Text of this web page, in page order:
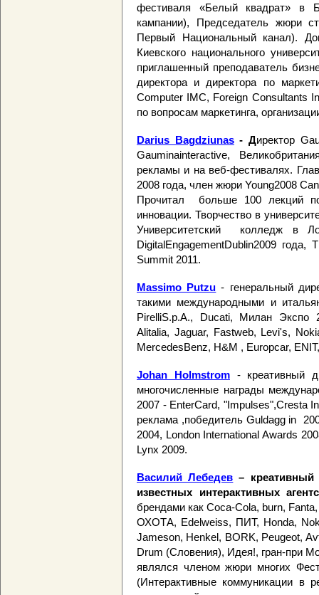
фестиваля «Белый квадрат» в
кампании), Председатель жюри
Первый Национальный канал).
Киевского национального
приглашенный преподаватель
директора и директора по
Computer IMC, Foreign Consultants
по вопросам маркетинга,
Darius Bagdziunas- Директор
Gauminainteractive,
рекламы и на веб-фестивалях.
2008 года, член жюри Young2008
Прочитал больше 100 лекций
инновации. Творчество в
Университетский колледж в
DigitalEngagementDublin2009
Summit 2011.
Massimo Putzu - генеральный
такими международными и
PirelliS.p.A., Ducati, Милан Экспо
Alitalia, Jaguar, Fastweb, Levi's,
MercedesBenz, H&M , Europcar,
Johan Holmstrom- креативный
многочисленные награды
2007 - EnterCard, "Impulses",Cresta
реклама ,победитель Guldagg in
2004, London International Awards
Lynx 2009.
Василий Лебедев – креативный
известных интерактивных
брендами как Coca-Cola, burn,
ОХОТА, Edelweiss, ПИТ, Honda,
Jameson, Henkel, BORK, Peugeot,
Drum (Словения), Идея!, гран-при
являлся членом жюри многих
(Интерактивные коммуникации в